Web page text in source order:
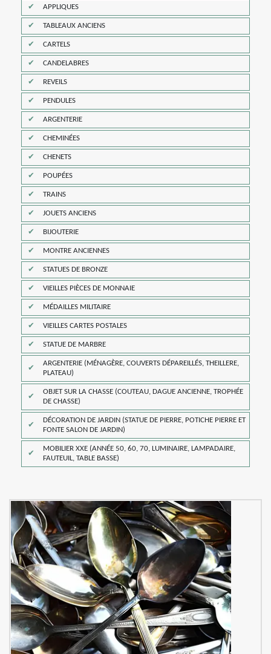
APPLIQUES
TABLEAUX ANCIENS
CARTELS
CANDELABRES
REVEILS
PENDULES
ARGENTERIE
CHEMINÉES
CHENETS
POUPÉES
TRAINS
JOUETS ANCIENS
BIJOUTERIE
MONTRE ANCIENNES
STATUES DE BRONZE
VIEILLES PIÈCES DE MONNAIE
MÉDAILLES MILITAIRE
VIEILLES CARTES POSTALES
STATUE DE MARBRE
ARGENTERIE (MÉNAGÈRE, COUVERTS DÉPAREILLÉS, THEILLERE,
PLATEAU)
OBJET SUR LA CHASSE (COUTEAU, DAGUE ANCIENNE, TROPHÉE
DE CHASSE)
DÉCORATION DE JARDIN (STATUE DE PIERRE, POTICHE PIERRE ET
FONTE SALON DE JARDIN)
MOBILIER XXE (ANNÉE 50, 60, 70, LUMINAIRE, LAMPADAIRE,
FAUTEUIL, TABLE BASSE)